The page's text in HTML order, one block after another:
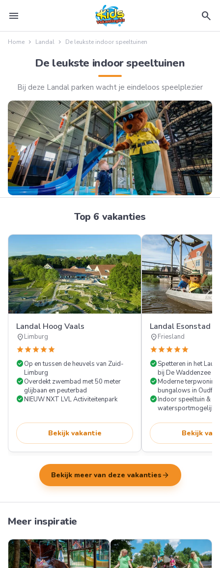
menu search
Home Landal De leukste indoor speeltuinen
De leukste indoor speeltuinen
Bij deze Landal parken wacht je eindeloos speelplezier
Top 6 vakanties
Landal Hoog Vaals
location_onLimburg
starstarstarstarstar
check_circleOp en tussen de heuvels van Zuid-
Limburg
check_circleOverdekt zwembad met 50 meter
glijbaan en peuterbad
check_circleNIEUW NXT LVL Activiteitenpark
Bekijk vakantie
Landal Esonstad
location_onFriesland
starstarstarstarstar
check_circleSpetteren in het
bij De Waddenzee
check_circleModerne
bungalows in
check_circleIndoor speeltuin &
Bekijk
Bekijk meer van deze vakanties arrow_forward
Meer inspiratie